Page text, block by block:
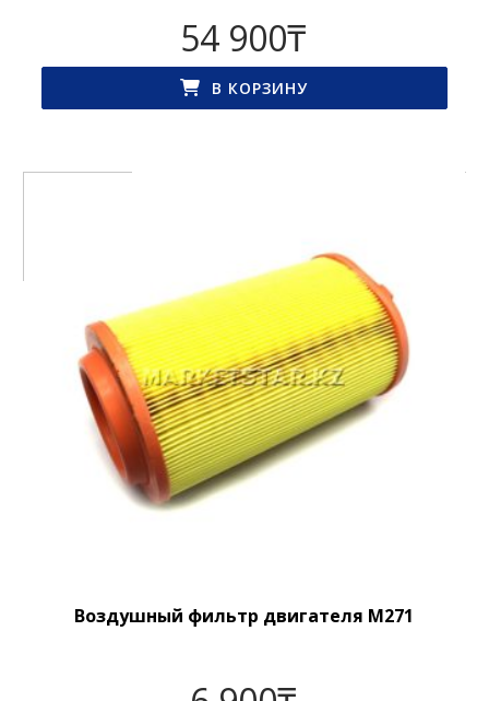
54 900₸
В КОРЗИНУ
Воздушный фильтр двигателя M271